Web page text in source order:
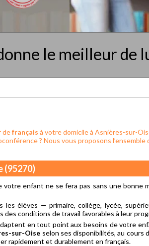
le meilleur de
defrançais à votre domicile à Asnières-sur-
? Nous vous proposons l’ensemble
(95270)
enfant ne se fera pas sans une bonne
les élèves — primaire, collège, lycée,
des conditions de travail favorables à leur
en tout point aux besoins de votre
sur-Oise selon ses disponibilités, au cours
rapidement et durablement en français.